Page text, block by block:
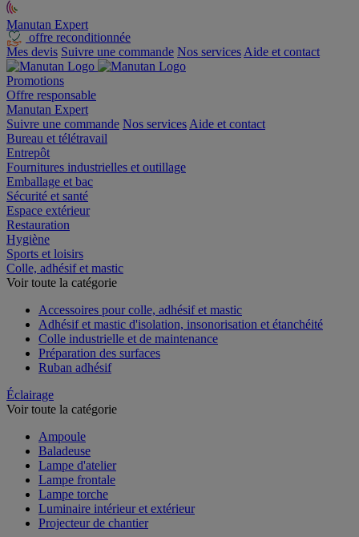
Manutan Expert
offre reconditionnée
Mes devis Suivre une commande Nos services Aide et contact
Promotions
Offre responsable
Manutan Expert
Suivre une commande Nos services Aide et contact
Bureau et télétravail
Entrepôt
Fournitures industrielles et outillage
Emballage et bac
Sécurité et santé
Espace extérieur
Restauration
Hygiène
Sports et loisirs
Colle, adhésif et mastic
Voir toute la catégorie
Accessoires pour colle, adhésif et mastic
Adhésif et mastic d'isolation, insonorisation et étanchéité
Colle industrielle et de maintenance
Préparation des surfaces
Ruban adhésif
Éclairage
Voir toute la catégorie
Ampoule
Baladeuse
Lampe d'atelier
Lampe frontale
Lampe torche
Luminaire intérieur et extérieur
Projecteur de chantier